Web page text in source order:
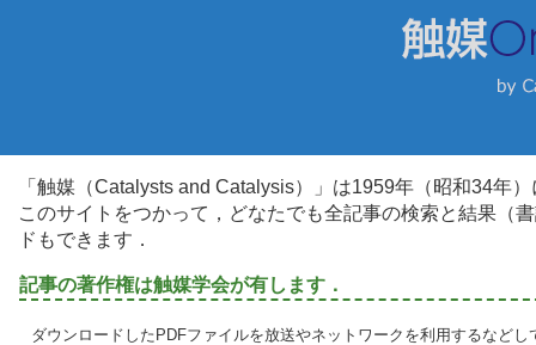
「触媒（Catalysts and Catalysis）」は1959年（昭和34年
このサイトをつかって，どなたでも全記事の検索と結果（
ドもできます．
記事の著作権は触媒学会が有します．
ダウンロードしたPDFファイルを放送やネットワークを利用するなど